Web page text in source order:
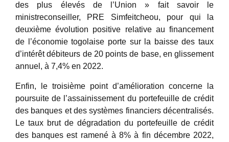
des plus élevés de l’Union » fait savoir le
ministreconseiller, PRE Simfeitcheou, pour qui la
deuxième évolution positive relative au financement
de l’économie togolaise porte sur la baisse des taux
d’intérêt débiteurs de 20 points de base, en glissement
annuel, à 7,4% en 2022.
Enfin, le troisième point d’amélioration concerne la
poursuite de l’assainissement du portefeuille de crédit
des banques et des systèmes financiers décentralisés.
Le taux brut de dégradation du portefeuille de crédit
des banques est ramené à 8% à fin décembre 2022,